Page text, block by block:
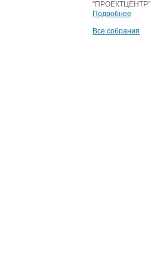
"ПРОЕКТЦЕНТР"
Подробнее
Все собрания